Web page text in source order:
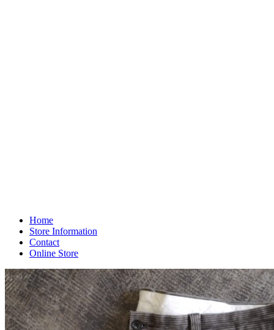
Home
Store Information
Contact
Online Store